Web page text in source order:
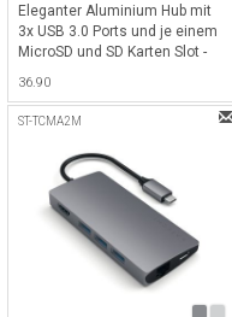
Eleganter Aluminium Hub mit
3x USB 3.0 Ports und je einem
MicroSD und SD Karten Slot -
36.90
ST-TCMA2M